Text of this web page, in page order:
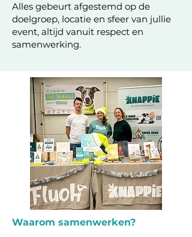
Alles gebeurt afgestemd op de
doelgroep, locatie en sfeer van jullie
event, altijd vanuit respect en
samenwerking.
Waarom samenwerken?